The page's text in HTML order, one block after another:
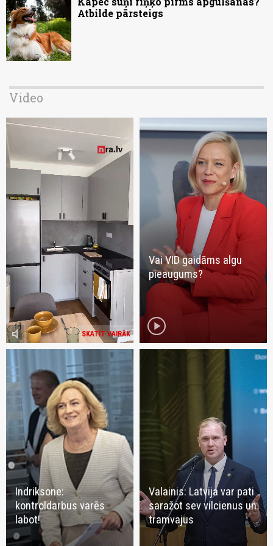
Atbilde pārsteigs
Video
SKATĪT VAIRĀK
volume_mute
Vai VID gaidāms algu
pieaugums?
play_circle
Indriksone:
kontroldarbus varēs
labot!
Valainis: Latvija var pati
saražot sev vilcienus un
tramvajus